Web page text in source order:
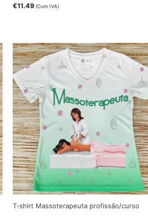
€11.49 (Com IVA)
T-shirt Massoterapeuta profissão/curso